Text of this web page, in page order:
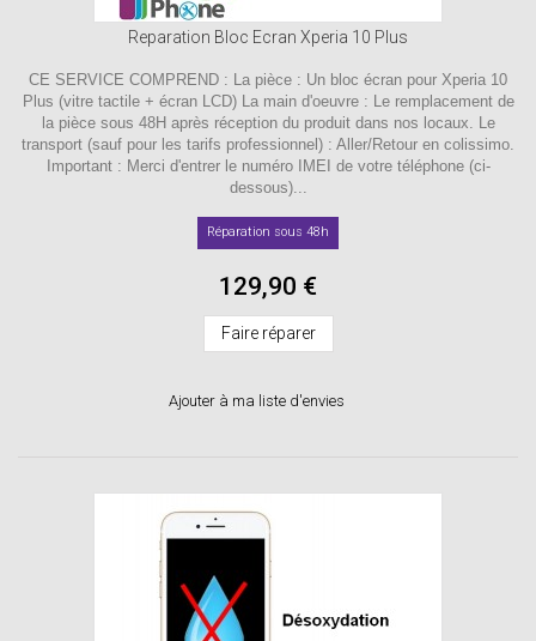
Reparation Bloc Ecran Xperia 10 Plus
CE SERVICE COMPREND : La pièce : Un bloc écran pour Xperia 10
Plus (vitre tactile + écran LCD) La main d'oeuvre : Le remplacement de
la pièce sous 48H après réception du produit dans nos locaux. Le
transport (sauf pour les tarifs professionnel) : Aller/Retour en colissimo.
Important : Merci d'entrer le numéro IMEI de votre téléphone (ci-
dessous)...
Réparation sous 48h
129,90 €
Faire réparer
Ajouter à ma liste d'envies